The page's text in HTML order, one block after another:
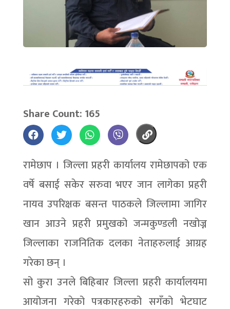
Share Count: 165
रामेछाप । जिल्ला प्रहरी कार्यालय रामेछापको एक
वर्षे बसाई सकेर सरुवा भएर जान लागेका प्रहरी
नायव उपरिक्षक बसन्त पाठकले जिल्लामा जागिर
खान आउने प्रहरी प्रमुखको जन्मकुण्डली नखोज्न
जिल्लाका राजनितिक दलका नेताहरुलाई आग्रह
गरेका छन् ।
सो कुरा उनले बिहिबार जिल्ला प्रहरी कार्यालयमा
आयोजना गरेको पत्रकारहरुको सगँको भेटघाट